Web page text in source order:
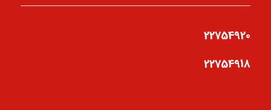
22754920
22754918